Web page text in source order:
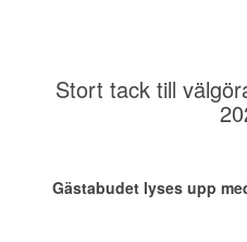
Stort tack till
Gästabudet lyses upp